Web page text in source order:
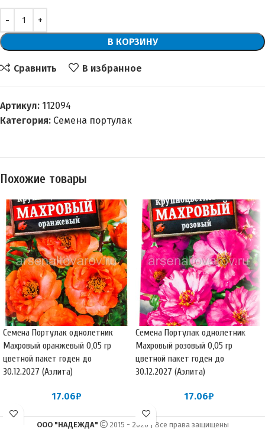
В КОРЗИНУ
Сравнить В избранное
Артикул: 112094
Категория: Семена портулак
Похожие товары
Семена Портулак однолетник
Махровый оранжевый 0,05 гр
цветной пакет годен до
30.12.2027 (Аэлита)
17.06₽
Семена Портулак однолетник
Махровый розовый 0,05 гр
цветной пакет годен до
30.12.2027 (Аэлита)
17.06₽
ООО "НАДЕЖДА" 2015 - 2026 | Все права защищены